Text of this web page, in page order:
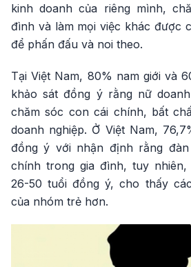
kinh doanh của riêng mình,
đình và làm mọi việc khác được
để phấn đấu và noi theo.
Tại Việt Nam, 80% nam giới và
khảo sát đồng ý rằng nữ
chăm sóc con cái chính, bất
doanh nghiệp. Ở Việt Nam,
đồng ý với nhận định rằng
chính trong gia đình, tuy
26-50 tuổi đồng ý, cho thấy
của nhóm trẻ hơn.